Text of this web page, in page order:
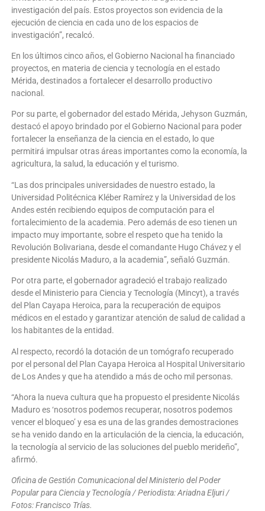
investigación del país. Estos proyectos son evidencia de la
ejecución de ciencia en cada uno de los espacios de
investigación”, recalcó.
En los últimos cinco años, el Gobierno Nacional ha financiado
proyectos, en materia de ciencia y tecnología en el estado
Mérida, destinados a fortalecer el desarrollo productivo
nacional.
Por su parte, el gobernador del estado Mérida, Jehyson Guzmán,
destacó el apoyo brindado por el Gobierno Nacional para poder
fortalecer la enseñanza de la ciencia en el estado, lo que
permitirá impulsar otras áreas importantes como la economía, la
agricultura, la salud, la educación y el turismo.
“Las dos principales universidades de nuestro estado, la
Universidad Politécnica Kléber Ramírez y la Universidad de los
Andes estén recibiendo equipos de computación para el
fortalecimiento de la academia. Pero además de eso tienen un
impacto muy importante, sobre el respeto que ha tenido la
Revolución Bolivariana, desde el comandante Hugo Chávez y el
presidente Nicolás Maduro, a la academia”, señaló Guzmán.
Por otra parte, el gobernador agradeció el trabajo realizado
desde el Ministerio para Ciencia y Tecnología (Mincyt), a través
del Plan Cayapa Heroica, para la recuperación de equipos
médicos en el estado y garantizar atención de salud de calidad a
los habitantes de la entidad.
Al respecto, recordó la dotación de un tomógrafo recuperado
por el personal del Plan Cayapa Heroica al Hospital Universitario
de Los Andes y que ha atendido a más de ocho mil personas.
“Ahora la nueva cultura que ha propuesto el presidente Nicolás
Maduro es ‘nosotros podemos recuperar, nosotros podemos
vencer el bloqueo’ y esa es una de las grandes demostraciones
se ha venido dando en la articulación de la ciencia, la educación,
la tecnología al servicio de las soluciones del pueblo merideño”,
afirmó.
Oficina de Gestión Comunicacional del Ministerio del Poder
Popular para Ciencia y Tecnología / Periodista: Ariadna Eljuri /
Fotos: Francisco Trías.